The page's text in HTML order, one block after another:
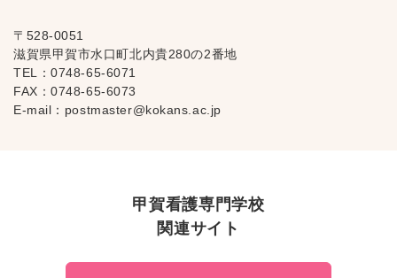
〒528-0051
滋賀県甲賀市水口町北内貴280の2番地
TEL：0748-65-6071
FAX：0748-65-6073
E-mail： postmaster@kokans.ac.jp
甲賀看護専門学校
関連サイト